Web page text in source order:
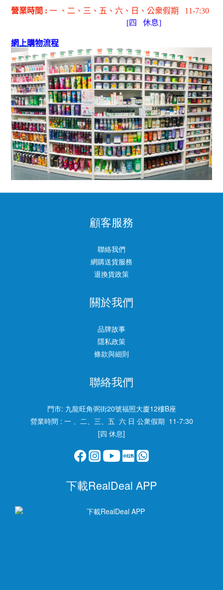
營業時間 : 一 、二、三、五 、六 、日 、公衆假期
11-7:30
[四 休息]
網上購物流程
顧客服務
聯絡我們
網購送貨服務
退換貨政策
關於我們
品牌故事
隱私政策
條款與細則
聯絡我們
門市: 九龍旺角弼街20號福照大廈12樓B座
營業時間 : 一 、二、三、五 六 日 公衆假期 11-7:30
[四 休息]
下載RealDeal APP